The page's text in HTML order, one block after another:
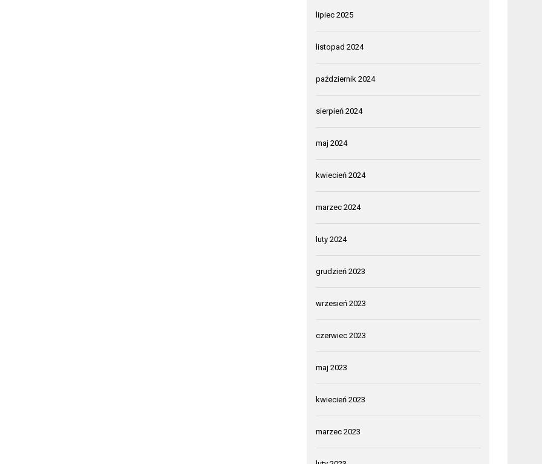
lipiec 2025
listopad 2024
październik 2024
sierpień 2024
maj 2024
kwiecień 2024
marzec 2024
luty 2024
grudzień 2023
wrzesień 2023
czerwiec 2023
maj 2023
kwiecień 2023
marzec 2023